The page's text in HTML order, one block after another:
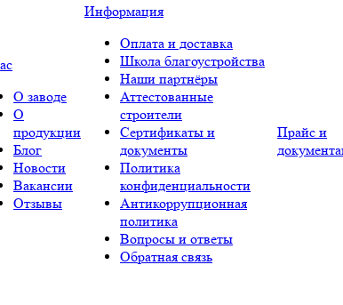
О заводе
О
продукции
Блог
Новости
Вакансии
Отзывы
Информация
Оплата и доставка
Школа благоустройства
Наши партнёры
Аттестованные
строители
Сертификаты и
документы
Политика
конфиденциальности
Антикоррупционная
политика
Вопросы и ответы
Обратная связь
Прайс и